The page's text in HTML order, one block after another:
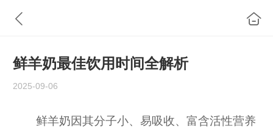
鲜羊奶最佳饮用时间全解析
2025-09-06
鲜羊奶因其分子小、易吸收、富含活性营养